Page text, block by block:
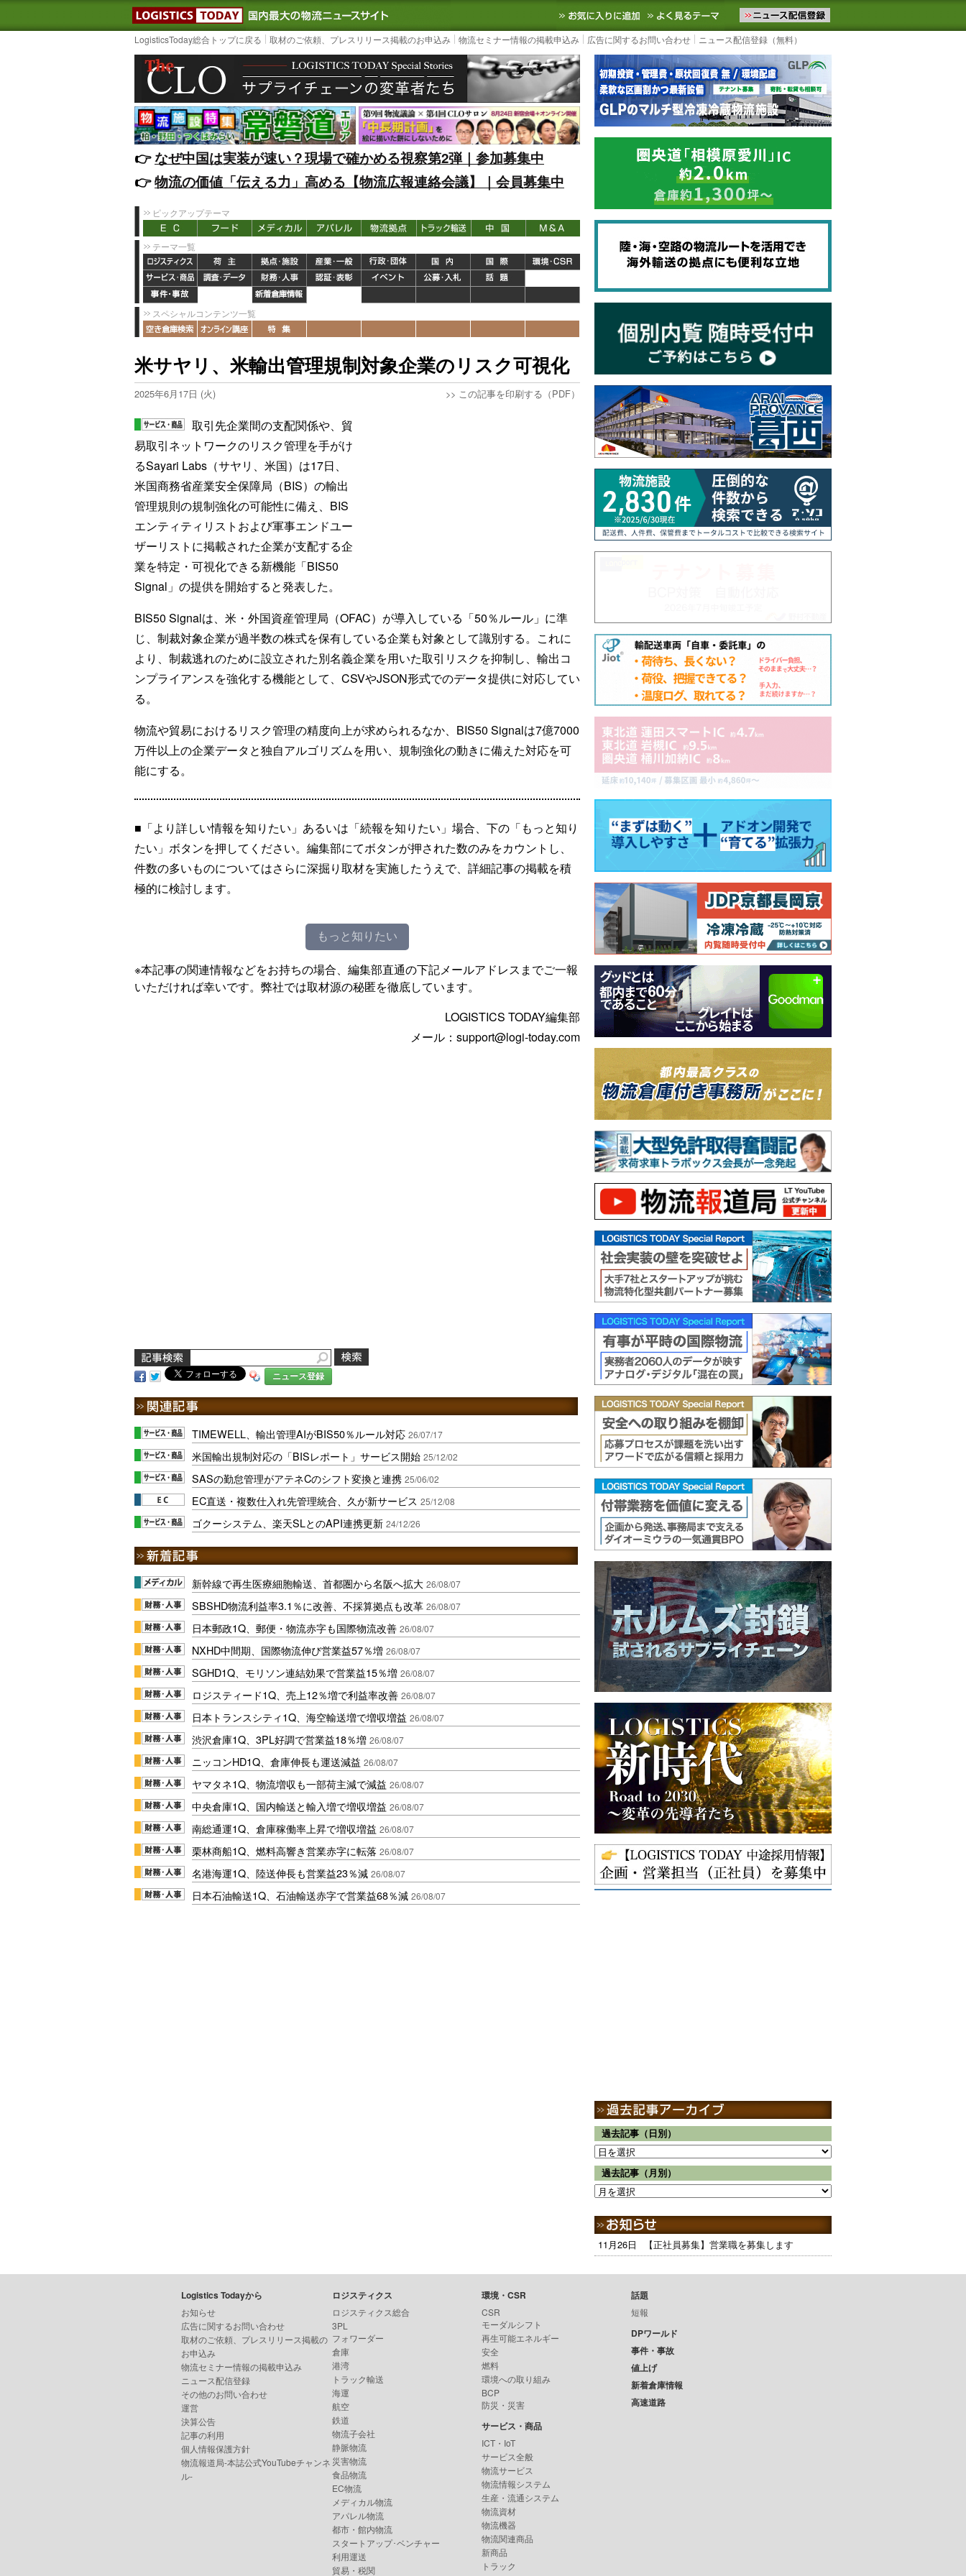
LOGISTICS TODAY｜国内最大の物流ニュースサイト3PL, SCMなど国内外の最新の物流ニュースをお届けします。物流ニュースメール配信を登録す
お気に入りに追加 よく見るテーマ
LogisticsToday総合トップに戻る 取材のご依頼、プレスリリース掲載のお申込み 物流セミナー情報の掲載申込み 広告に関するお問い合わせ ニュース配信登録（無料）
👉️なぜ中国は実装が速い？現場で確かめる視察第2弾｜参加募集中
👉️物流の価値「伝える力」高める【物流広報連絡会議】｜会員募集中
ピックアップテーマ
テーマ一覧
スペシャルコンテンツ一覧
米サヤリ、米輸出管理規制対象企業のリスク可視化
2025年6月17日 (火) >> この記事を印刷する（PDF）
取引先企業間の支配関係や、貿
易取引ネットワークのリスク管理を手がけ
るSayari Labs（サヤリ、米国）は17日、
米国商務省産業安全保障局（BIS）の輸出
管理規則の規制強化の可能性に備え、BIS
エンティティリストおよび軍事エンドユー
ザーリストに掲載された企業が支配する企
業を特定・可視化できる新機能「BIS50
Signal」の提供を開始すると発表した。
BIS50 Signalは、米・外国資産管理局（OFAC）が導入している「50％ルール」に準
じ、制裁対象企業が過半数の株式を保有している企業も対象として識別する。これに
より、制裁逃れのために設立された別名義企業を用いた取引リスクを抑制し、輸出コ
ンプライアンスを強化する機能として、CSVやJSON形式でのデータ提供に対応してい
る。
物流や貿易におけるリスク管理の精度向上が求められるなか、BIS50 Signalは7億7000
万件以上の企業データと独自アルゴリズムを用い、規制強化の動きに備えた対応を可
能にする。
■「より詳しい情報を知りたい」あるいは「続報を知りたい」場合、下の「もっと知り
たい」ボタンを押してください。編集部にてボタンが押された数のみをカウントし、
件数の多いものについてはさらに深掘り取材を実施したうえで、詳細記事の掲載を積
極的に検討します。
もっと知りたい
※本記事の関連情報などをお持ちの場合、編集部直通の下記メールアドレスまでご一報
いただければ幸いです。弊社では取材源の秘匿を徹底しています。
LOGISTICS TODAY編集部
メール：support@logi-today.com
ニュース登録
TIMEWELL、輸出管理AIがBIS50％ルール対応 26/07/17
米国輸出規制対応の「BISレポート」サービス開始 25/12/02
SASの勤怠管理がアテネCのシフト変換と連携 25/06/02
EC直送・複数仕入れ先管理統合、久が新サービス 25/12/08
ゴクーシステム、楽天SLとのAPI連携更新 24/12/26
新幹線で再生医療細胞輸送、首都圏から名阪へ拡大 26/08/07
SBSHD物流利益率3.1％に改善、不採算拠点も改革 26/08/07
日本郵政1Q、郵便・物流赤字も国際物流改善 26/08/07
NXHD中間期、国際物流伸び営業益57％増 26/08/07
SGHD1Q、モリソン連結効果で営業益15％増 26/08/07
ロジスティード1Q、売上12％増で利益率改善 26/08/07
日本トランスシティ1Q、海空輸送増で増収増益 26/08/07
渋沢倉庫1Q、3PL好調で営業益18％増 26/08/07
ニッコンHD1Q、倉庫伸長も運送減益 26/08/07
ヤマタネ1Q、物流増収も一部荷主減で減益 26/08/07
中央倉庫1Q、国内輸送と輸入増で増収増益 26/08/07
南総通運1Q、倉庫稼働率上昇で増収増益 26/08/07
栗林商船1Q、燃料高響き営業赤字に転落 26/08/07
名港海運1Q、陸送伸長も営業益23％減 26/08/07
日本石油輸送1Q、石油輸送赤字で営業益68％減 26/08/07
過去記事（日別）
過去記事（月別）
11月26日 【正社員募集】営業職を募集します
Logistics Todayから
お知らせ
広告に関するお問い合わせ
取材のご依頼、プレスリリース掲載の
お申込み
物流セミナー情報の掲載申込み
ニュース配信登録
その他のお問い合わせ
運営
決算公告
記事の利用
個人情報保護方針
物流報道局-本誌公式YouTubeチャンネ
ル-
ロジスティクス
ロジスティクス総合
3PL
フォワーダー
倉庫
港湾
トラック輸送
海運
航空
鉄道
物流子会社
静脈物流
災害物流
食品物流
EC物流
メディカル物流
アパレル物流
都市・館内物流
スタートアップ･ベンチャー
利用運送
貿易・税関
環境・CSR
CSR
モーダルシフト
再生可能エネルギー
安全
燃料
環境への取り組み
BCP
防災・災害
サービス・商品
ICT・IoT
サービス全般
物流サービス
物流情報システム
生産・流通システム
物流資材
物流機器
物流関連商品
新商品
トラック
話題
短報
DPワールド
事件・事故
値上げ
新着倉庫情報
高速道路